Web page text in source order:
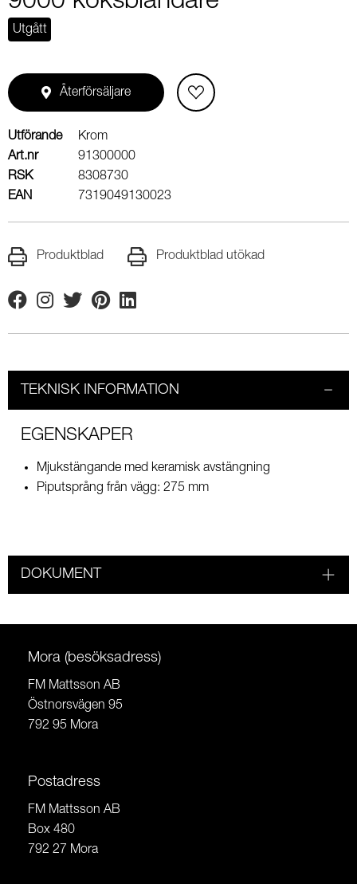
Utgått
Återförsäljare
Utförande
Krom
Art.nr
91300000
RSK
8308730
EAN
7319049130023
Produktblad Produktblad utökad
FacebookInstagram
TwitterPinterestLinkedin
TEKNISK INFORMATION
EGENSKAPER
Mjukstängande med keramisk avstängning
Piputsprång från vägg: 275 mm
DOKUMENT
Mora (besöksadress)
FM Mattsson AB
Östnorsvägen 95
792 95 Mora
Postadress
FM Mattsson AB
Box 480
792 27 Mora